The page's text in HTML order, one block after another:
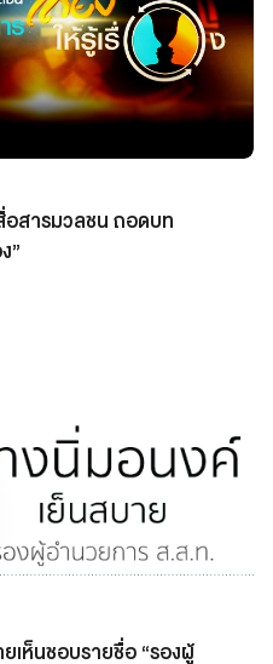
อสารมวลชน ถอดบท
”
เห็นชอบรายชื่อ “รองผู้